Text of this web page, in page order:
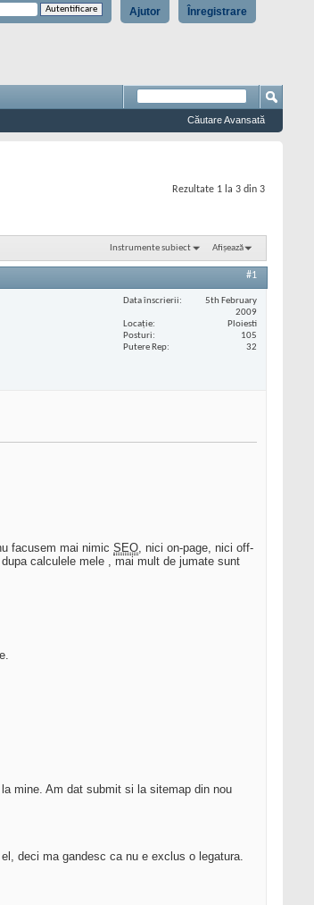
Înregistrare
Ajutor
Căutare Avansată
Rezultate 1 la 3 din 3
Instrumente subiect Afișează
#1
Data înscrierii
5th February
2009
Locaţie
Ploiesti
Posturi
105
Putere Rep
32
facusem mai nimic SEO, nici on-page, nici off-
calculele mele , mai mult de jumate sunt
mine. Am dat submit si la sitemap din nou
deci ma gandesc ca nu e exclus o legatura.